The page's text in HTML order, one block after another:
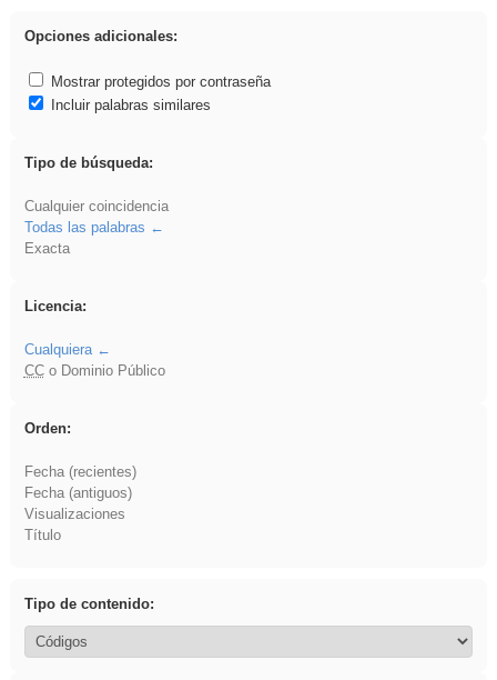
Opciones adicionales:
Mostrar protegidos por contraseña
Incluir palabras similares
Tipo de búsqueda:
Cualquier coincidencia
Todas las palabras
Exacta
Licencia:
Cualquiera
CCo Dominio Público
Orden:
Fecha (recientes)
Fecha (antiguos)
Visualizaciones
Título
Tipo de contenido: